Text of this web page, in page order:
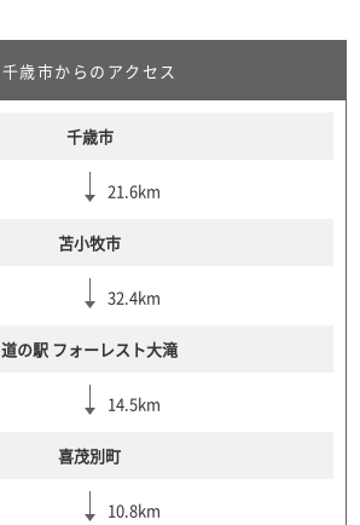
千歳市からのアクセス
千歳市
21.6km
苫小牧市
32.4km
道の駅 フォーレスト大滝
14.5km
喜茂別町
10.8km